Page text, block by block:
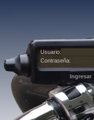
Usuario:
Contraseña: